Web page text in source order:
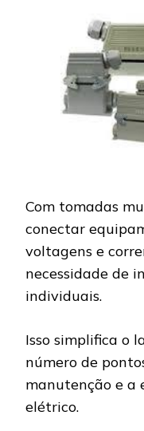
Com tomadas
conectar
voltagens e
necessidade de
individuais.
Isso simplifica o
número de
manutenção e a
elétrico.